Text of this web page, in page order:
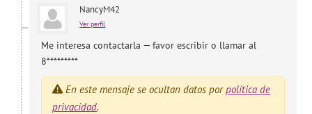
NancyM42
Ver perfil
Me interesa contactarla — favor escribir o llamar al
8*********
En este mensaje se ocultan datos porpolítica de
privacidad.